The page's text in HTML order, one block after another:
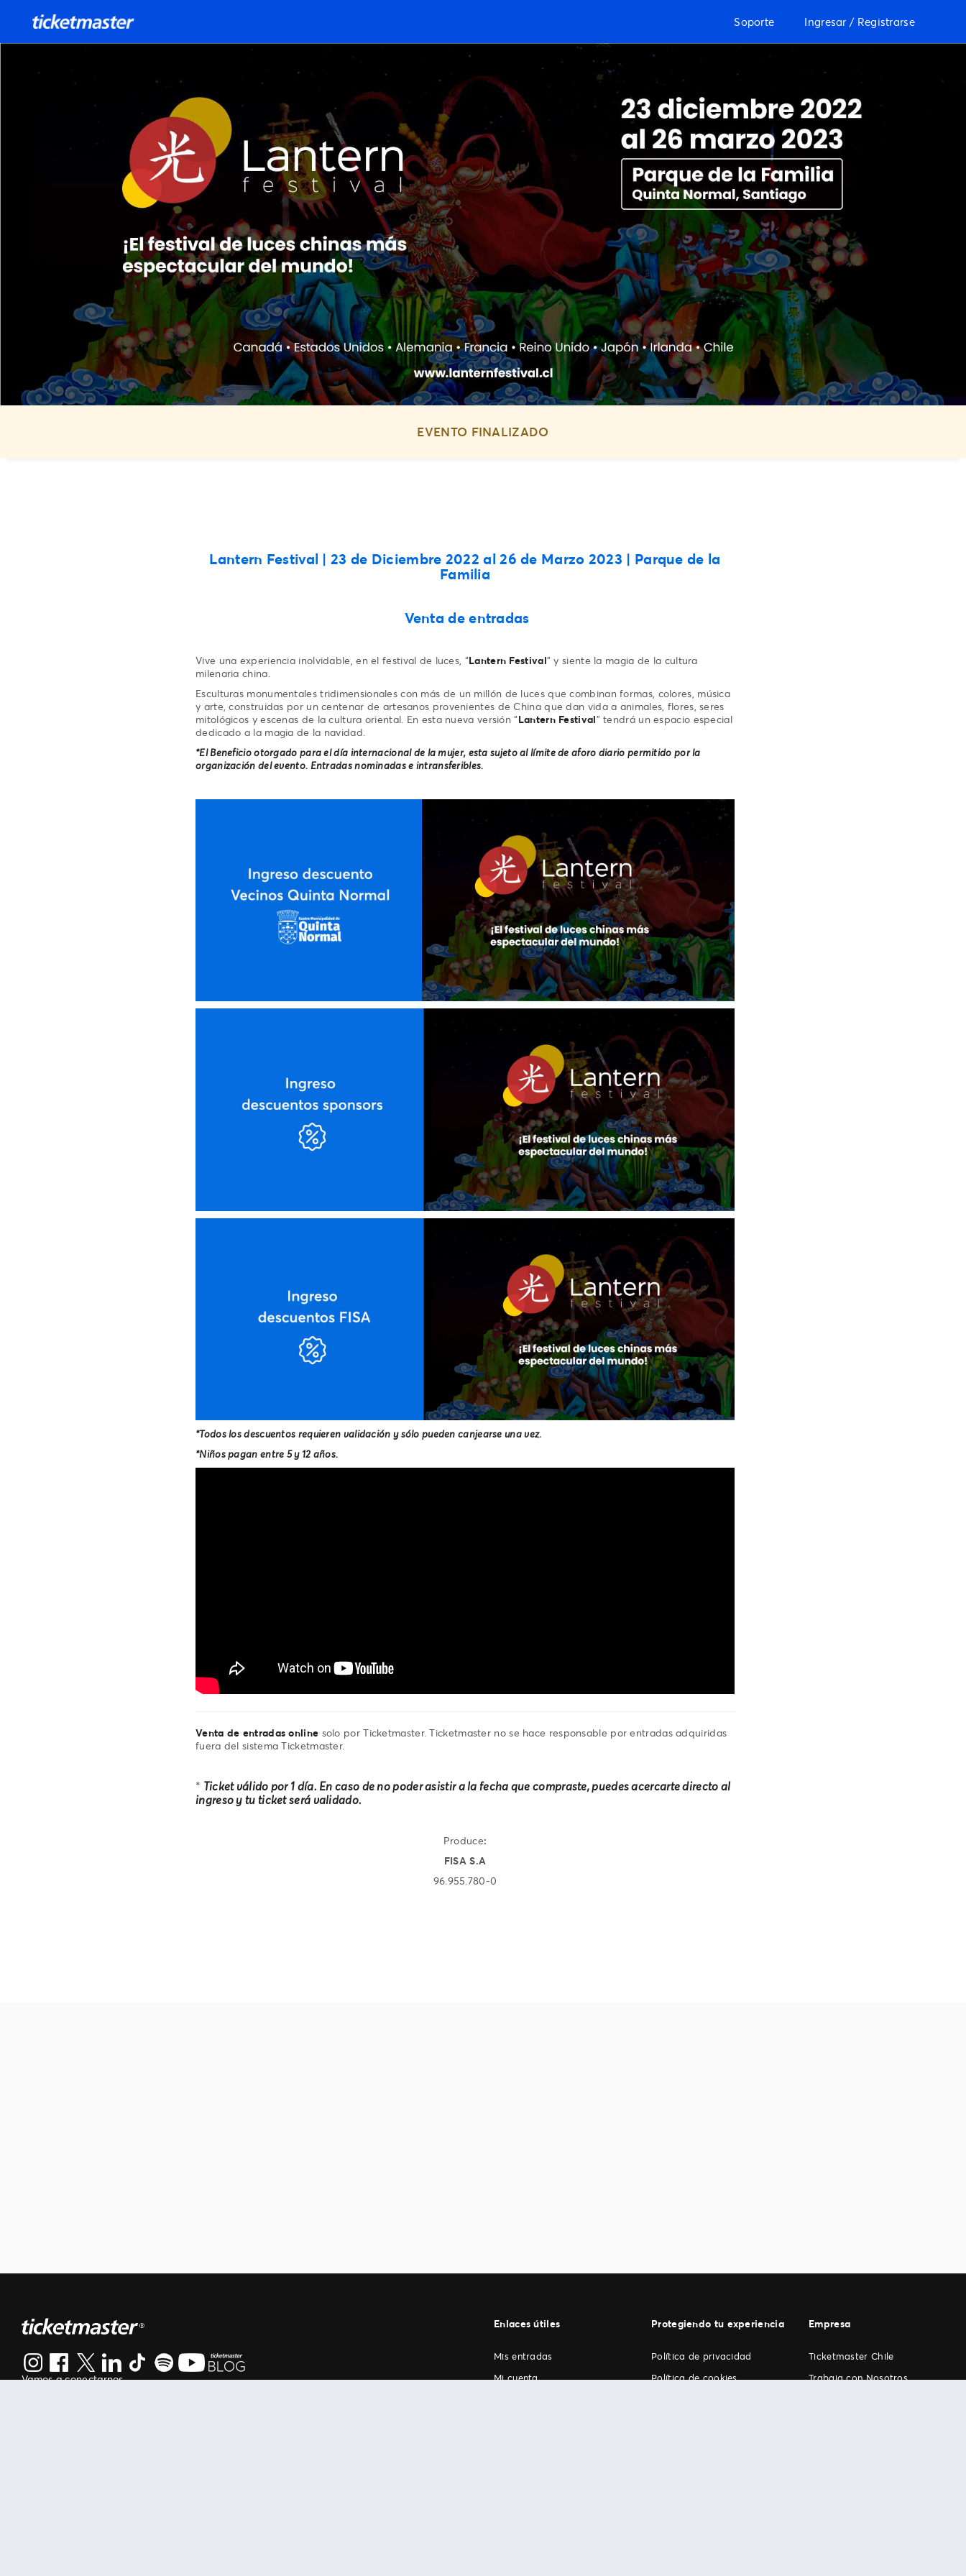
Soporte Ingresar / Registrarse
EVENTO FINALIZADO
Lantern Festival | 23 de Diciembre 2022 al 26 de Marzo 2023 | Parque de la
Familia
Venta de entradas
Vive una experiencia inolvidable, en el festival de luces, “Lantern Festival” y siente la magia de la cultura
milenaria china.
Esculturas monumentales tridimensionales con más de un millón de luces que combinan formas, colores, música
y arte, construidas por un centenar de artesanos provenientes de China que dan vida a animales, flores, seres
mitológicos y escenas de la cultura oriental. En esta nueva versión “Lantern Festival” tendrá un espacio especial
dedicado a la magia de la navidad.
*El Beneficio otorgado para el día internacional de la mujer, esta sujeto al límite de aforo diario permitido por la
organización del evento. Entradas nominadas e intransferibles.
*Todos los descuentos requieren validación y sólo pueden canjearse una vez.
*Niños pagan entre 5 y 12 años.
Venta de entradas online solo por Ticketmaster. Ticketmaster no se hace responsable por entradas adquiridas
fuera del sistema Ticketmaster.
* Ticket válido por 1 día. En caso de no poder asistir a la fecha que compraste, puedes acercarte directo al
ingreso y tu ticket será validado.
Produce:
FISA S.A
96.955.780-0
Vamos a conectarnos
Enlaces útiles
Mis entradas
Mi cuenta
Protegiendo tu experiencia
Política de privacidad
Política de cookies
Empresa
Ticketmaster Chile
Trabaja con Nosotros